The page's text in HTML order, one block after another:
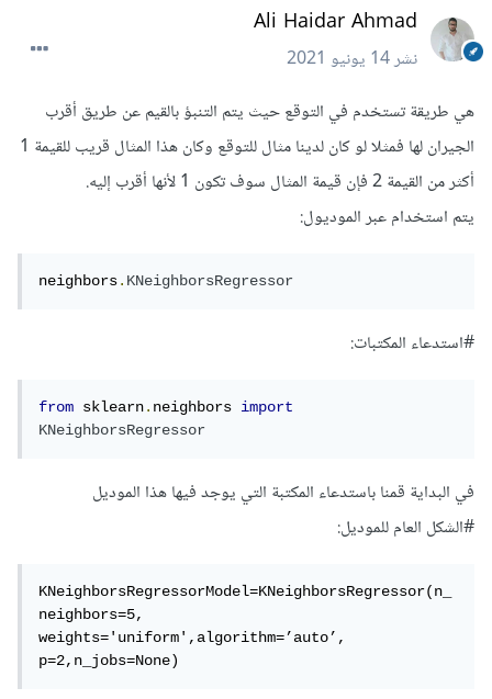
Ali Haidar Ahmad
نشر14 يونيو 2021
هي طريقة تستخدم في التوقع حيث يتم التنبؤ بالقيم عن طريق أقرب
الجيران لها فمثلا لو كان لدينا مثال للتوقع وكان هذا المثال قريب للقيمة 1
أكثر من القيمة 2 فإن قيمة المثال سوف تكون 1 لأنها أقرب إليه.
يتم استخدام عبر الموديول:
neighbors.KNeighborsRegressor
#استدعاء المكتبات:
from sklearn.neighbors import
KNeighborsRegressor
في البداية قمنا باستدعاء المكتبة التي يوجد فيها هذا الموديل
#الشكل العام للموديل:
KNeighborsRegressorModel=KNeighborsRegressor(n_
neighbors=5,
weights='uniform',algorithm=’auto’,
p=2,n_jobs=None)